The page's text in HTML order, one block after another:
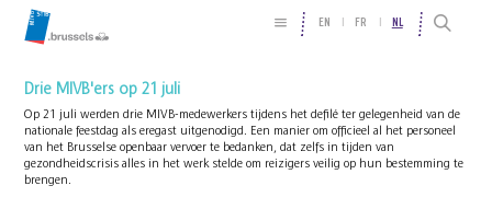
EN FR NL
Drie MIVB'ers op 21 juli
Op 21 juli werden drie MIVB-medewerkers tijdens het defilé ter gelegenheid van de
nationale feestdag als eregast uitgenodigd. Een manier om officieel al het personeel
van het Brusselse openbaar vervoer te bedanken, dat zelfs in tijden van
gezondheidscrisis alles in het werk stelde om reizigers veilig op hun bestemming te
brengen.